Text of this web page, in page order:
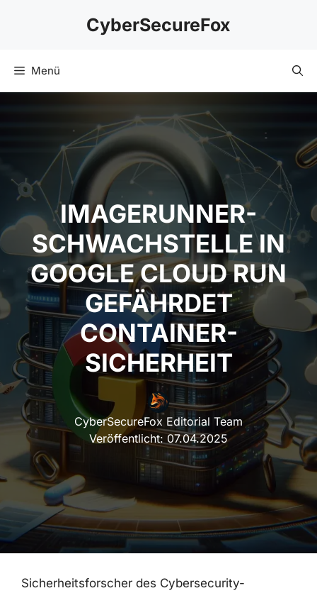
CyberSecureFox
Menü
IMAGERUNNER-
SCHWACHSTELLE IN
GOOGLE CLOUD RUN
GEFÄHRDET
CONTAINER-
SICHERHEIT
CyberSecureFox Editorial Team
Veröffentlicht:07.04.2025
Sicherheitsforscher des Cybersecurity-